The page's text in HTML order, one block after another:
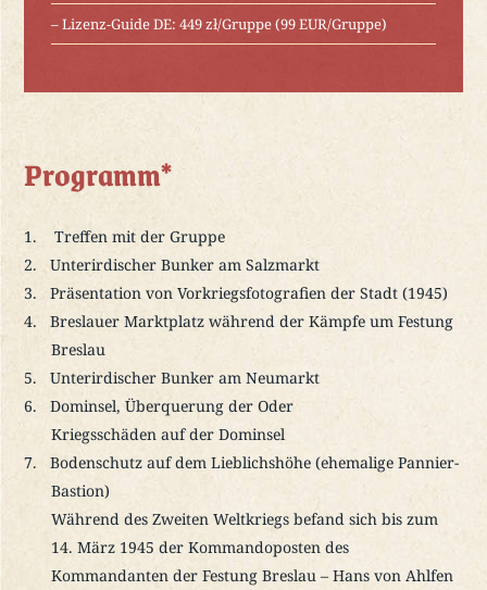
– Lizenz-Guide DE: 449 zł/Gruppe (99 EUR/Gruppe)
Programm*
Treffen mit der Gruppe
Unterirdischer Bunker am Salzmarkt
Präsentation von Vorkriegsfotografien der Stadt (1945)
Breslauer Marktplatz während der Kämpfe um Festung
Breslau
Unterirdischer Bunker am Neumarkt
Dominsel, Überquerung der Oder
Kriegsschäden auf der Dominsel
Bodenschutz auf dem Lieblichshöhe (ehemalige Pannier-
Bastion)
Während des Zweiten Weltkriegs befand sich bis zum
14. März 1945 der Kommandoposten des
Kommandanten der Festung Breslau – Hans von Ahlfen